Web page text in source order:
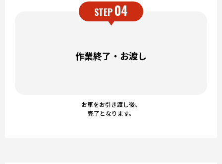
STEP04
作業終了・お渡し
お車をお引き渡し後、
完了となります。